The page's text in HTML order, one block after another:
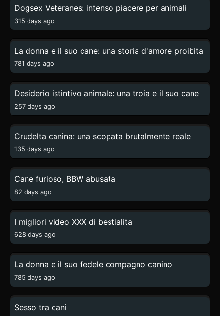
Dogsex Veteranes: intenso piacere per animali
315 days ago
0:11
La donna e il suo cane: una storia d'amore proibita
781 days ago
2:03
Desiderio istintivo animale: una troia e il suo cane
257 days ago
4:02
Crudelta canina: una scopata brutalmente reale
135 days ago
3:48
Cane furioso, BBW abusata
82 days ago
1:06
I migliori video XXX di bestialita
628 days ago
1:56
La donna e il suo fedele compagno canino
785 days ago
12:57
Sesso tra cani